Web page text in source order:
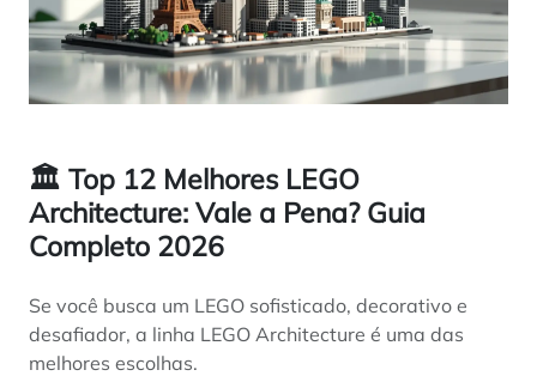
🏛️ Top 12 Melhores LEGO
Architecture: Vale a Pena? Guia
Completo 2026
Se você busca um LEGO sofisticado, decorativo e
desafiador, a linha LEGO Architecture é uma das
melhores escolhas.